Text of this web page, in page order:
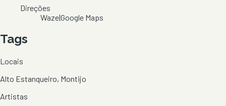
Direções
Waze|Google Maps
Tags
Locais
Alto Estanqueiro, Montijo
Artistas